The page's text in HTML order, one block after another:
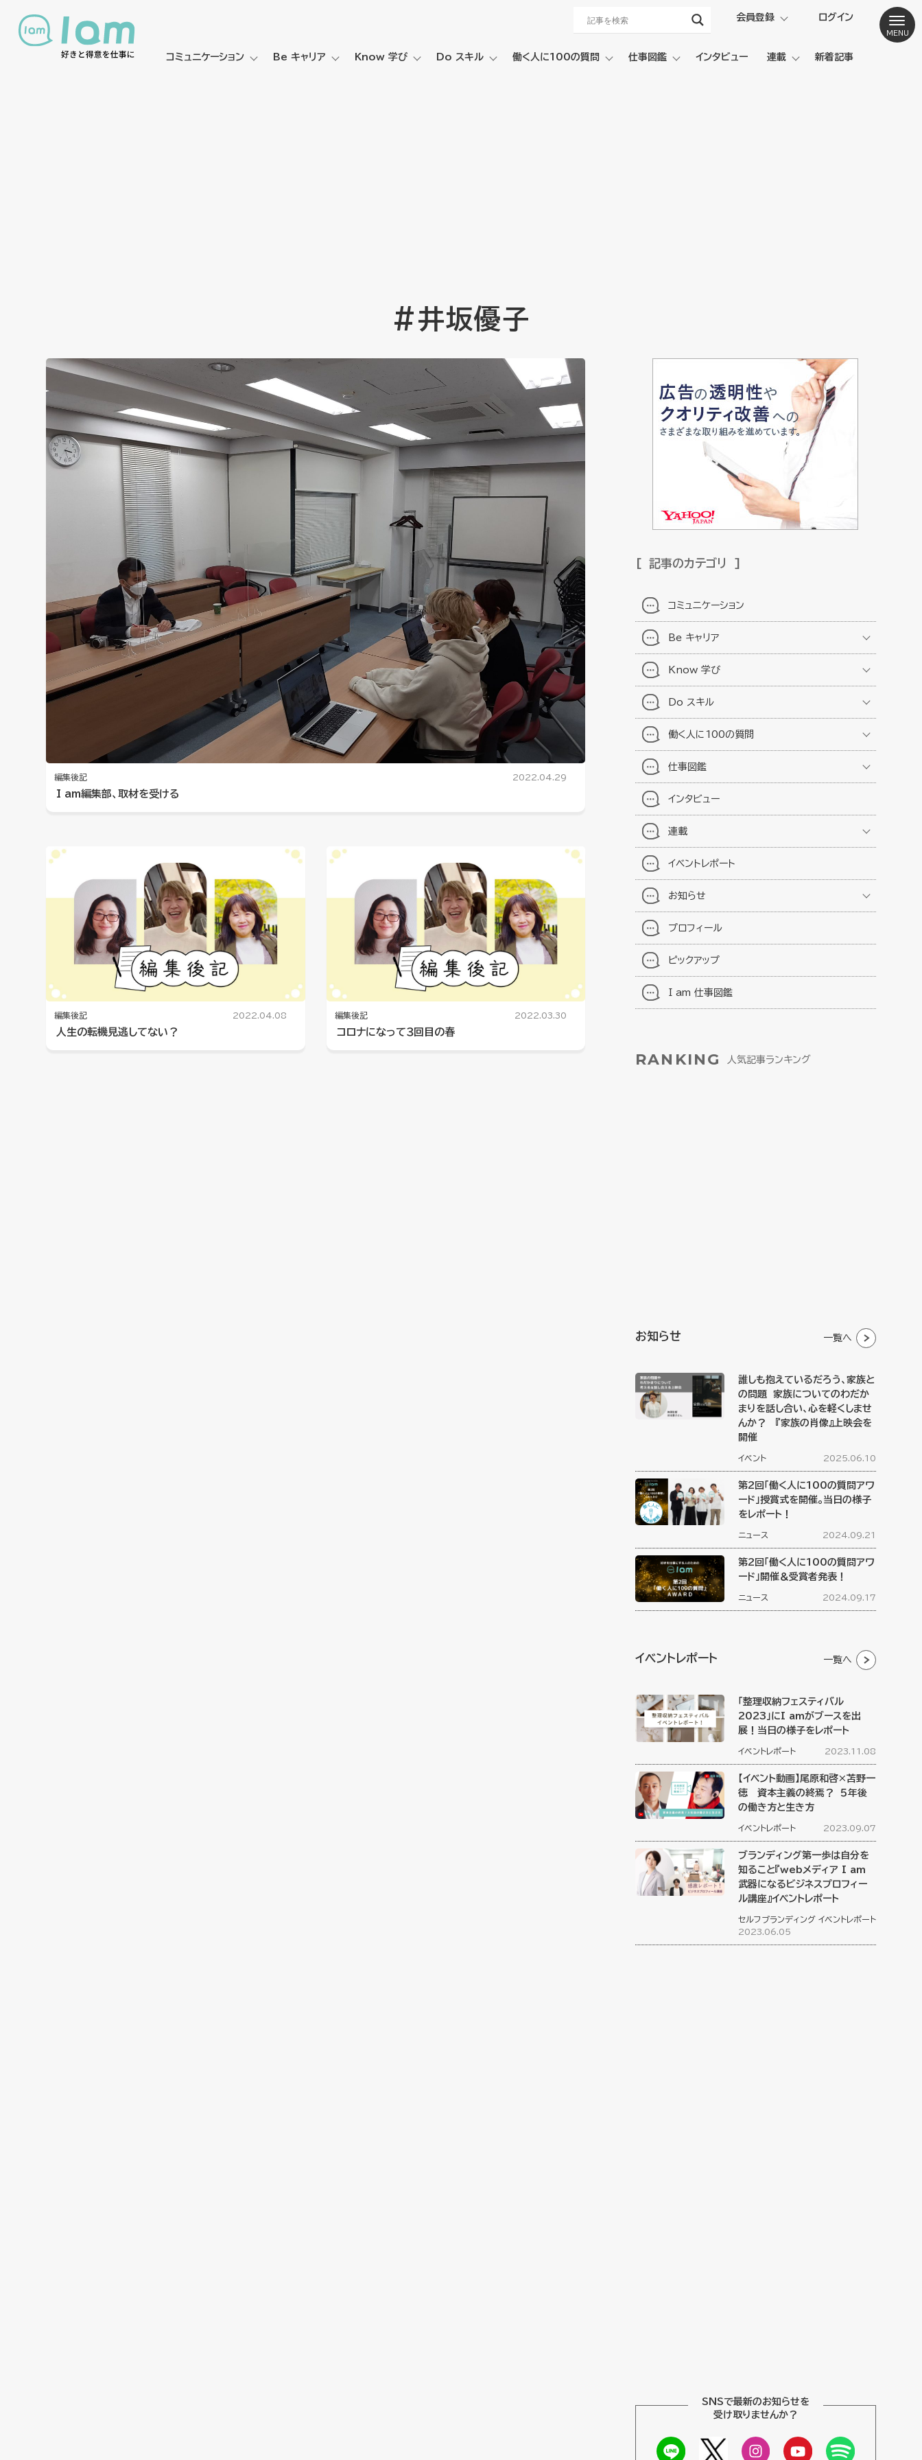
会員登録 ログイン
コミュニケーション Be キャリア Know 学び Do スキル 働く人に100の質問 仕事図鑑 インタビュー 連載 新着記事
#井坂優子
編集後記 2022.04.29
I am編集部、取材を受ける
編集後記 2022.04.08
人生の転機見逃してない？
編集後記 2022.03.30
コロナになって３回目の春
記事のカテゴリ
コミュニケーション
Be キャリア
Know 学び
Do スキル
働く人に100の質問
仕事図鑑
インタビュー
連載
イベントレポート
お知らせ
プロフィール
ピックアップ
I am 仕事図鑑
RANKING 人気記事ランキング
お知らせ 一覧へ
誰しも抱えているだろう、家族と
の問題 家族についてのわだか
まりを話し合い、心を軽くしませ
んか？ 『家族の肖像』上映会を
開催
イベント 2025.06.10
第2回「働く人に100の質問アワ
ード」授賞式を開催。当日の様子
をレポート！
ニュース 2024.09.21
第2回「働く人に100の質問アワ
ード」開催＆受賞者発表！
ニュース 2024.09.17
イベントレポート 一覧へ
「整理収納フェスティバル
2023」にI amがブースを出
展！当日の様子をレポート
イベントレポート 2023.11.08
【イベント動画】尾原和啓×苫野一
徳 資本主義の終焉？ ５年後
の働き方と生き方
イベントレポート 2023.09.07
ブランディング第一歩は自分を
知ること『webメディア I am
武器になるビジネスプロフィー
ル講座』イベントレポート
セルフブランディング イベントレポート
2023.06.05
SNSで最新のお知らせを
受け取りませんか？